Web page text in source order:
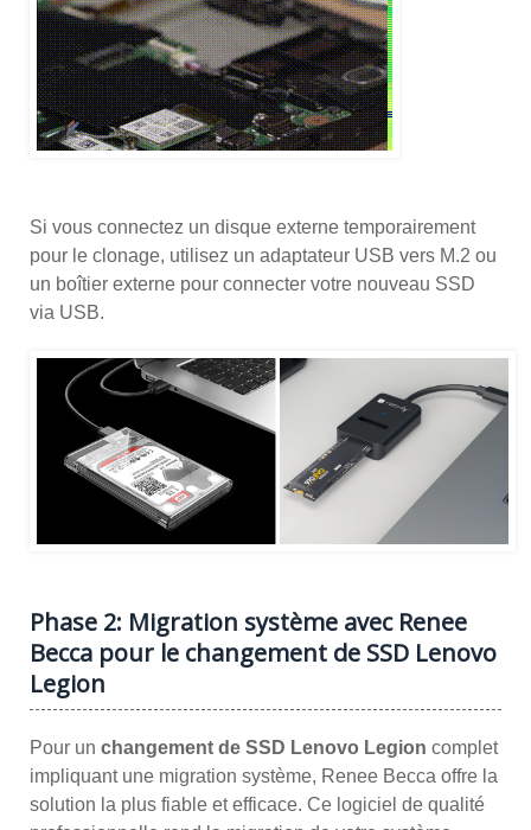
Si vous connectez un disque externe temporairement
pour le clonage, utilisez un adaptateur USB vers M.2 ou
un boîtier externe pour connecter votre nouveau SSD
via USB.
Phase 2: Migration système avec Renee
Becca pour le changement de SSD Lenovo
Legion
Pour un changement de SSD Lenovo Legion complet
impliquant une migration système, Renee Becca offre la
solution la plus fiable et efficace. Ce logiciel de qualité